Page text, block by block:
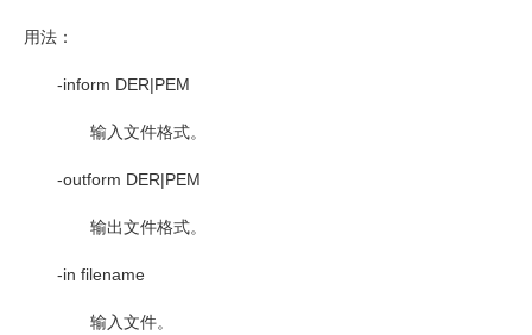
用法：
-inform DER|PEM
输入文件格式。
-outform DER|PEM
输出文件格式。
-in filename
输入文件。